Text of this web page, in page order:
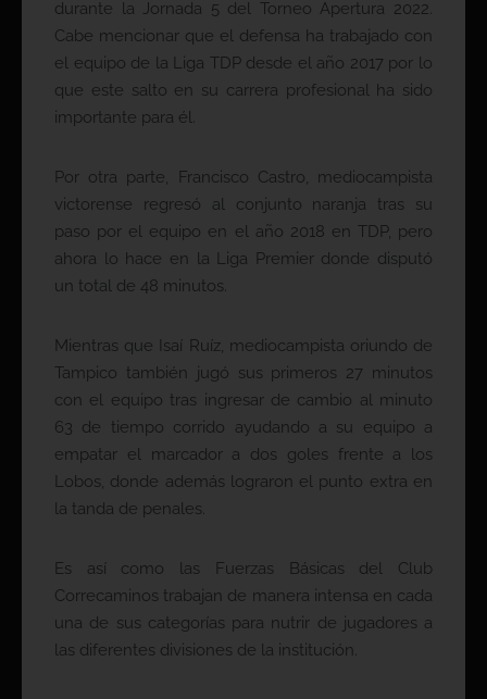
durante la Jornada 5 del Torneo Apertura 2022.
Cabe mencionar que el defensa ha trabajado con
el equipo de la Liga TDP desde el año 2017 por lo
que este salto en su carrera profesional ha sido
importante para él.
Por otra parte, Francisco Castro, mediocampista
victorense regresó al conjunto naranja tras su
paso por el equipo en el año 2018 en TDP, pero
ahora lo hace en la Liga Premier donde disputó
un total de 48 minutos.
Mientras que Isaí Ruíz, mediocampista oriundo de
Tampico también jugó sus primeros 27 minutos
con el equipo tras ingresar de cambio al minuto
63 de tiempo corrido ayudando a su equipo a
empatar el marcador a dos goles frente a los
Lobos, donde además lograron el punto extra en
la tanda de penales.
Es así como las Fuerzas Básicas del Club
Correcaminos trabajan de manera intensa en cada
una de sus categorías para nutrir de jugadores a
las diferentes divisiones de la institución.